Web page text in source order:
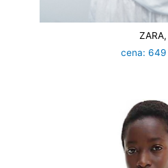
ZARA,
cena: 649